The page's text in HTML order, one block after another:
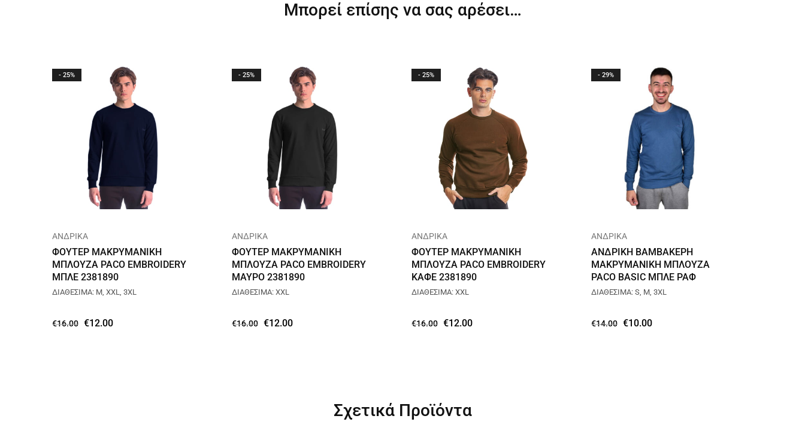
Μπορεί επίσης να σας αρέσει…
- 25%
ΑΝΔΡΙΚΑ
ΦΟΥΤΕΡ ΜΑΚΡΥΜΑΝΙΚΗ
ΜΠΛΟΥΖΑ PACO EMBROIDERY
ΜΠΛΕ 2381890
ΔΙΑΘΕΣΙΜΑ: M, XXL, 3XL
€16.00 €12.00
- 25%
ΑΝΔΡΙΚΑ
ΦΟΥΤΕΡ ΜΑΚΡΥΜΑΝΙΚΗ
ΜΠΛΟΥΖΑ PACO EMBROIDERY
ΜΑΥΡΟ 2381890
ΔΙΑΘΕΣΙΜΑ: XXL
€16.00 €12.00
- 25%
ΑΝΔΡΙΚΑ
ΦΟΥΤΕΡ ΜΑΚΡΥΜΑΝΙΚΗ
ΜΠΛΟΥΖΑ PACO EMBROIDERY
ΚΑΦΕ 2381890
ΔΙΑΘΕΣΙΜΑ: XXL
€16.00 €12.00
- 29%
ΑΝΔΡΙΚΑ
ΑΝΔΡΙΚΗ ΒΑΜΒΑΚΕΡΗ
ΜΑΚΡΥΜΑΝΙΚΗ ΜΠΛΟΥΖΑ
PACO BASIC ΜΠΛΕ ΡΑΦ
2481891
ΔΙΑΘΕΣΙΜΑ: S, M, 3XL
€14.00 €10.00
Σχετικά Προϊόντα